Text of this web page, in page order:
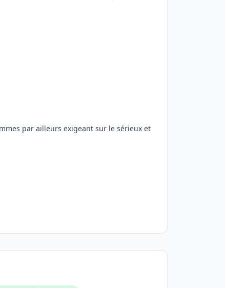
par ailleurs exigeant sur le sérieux et